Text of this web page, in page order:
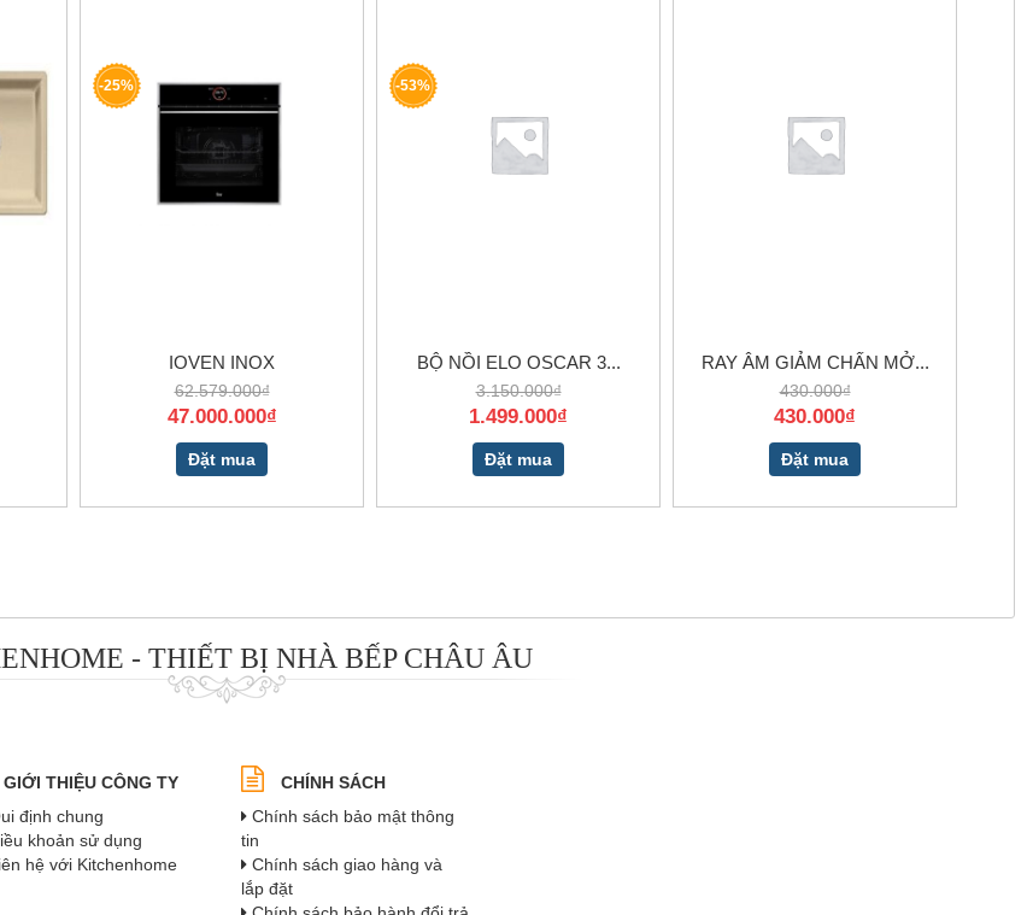
-25%
IOVEN INOX
62.579.000₫
47.000.000₫
Đặt mua
-53%
BỘ NỒI ELO OSCAR 3...
3.150.000₫
1.499.000₫
Đặt mua
RAY ÂM GIẢM CHẤN MỞ...
430.000₫
430.000₫
Đặt mua
- THIẾT BỊ NHÀ BẾP CHÂU ÂU
GIỚI THIỆU CÔNG TY
định chung
khoản sử dụng
hệ với Kitchenhome
CHÍNH SÁCH
Chính sách bảo mật thông
tin
Chính sách giao hàng và
lắp đặt